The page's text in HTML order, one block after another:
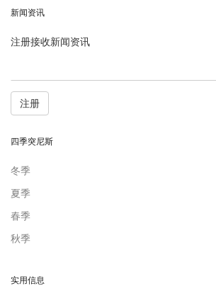
新闻资讯
注册接收新闻资讯
注册
四季突尼斯
冬季
夏季
春季
秋季
实用信息